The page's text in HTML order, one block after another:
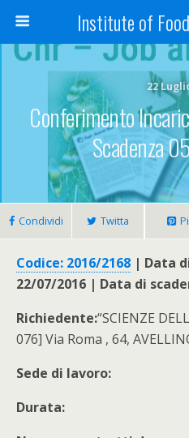
Institute of
22
Conferimento
Scadenza
Condividi Twitta
Codice: 2016/2168 | Data
22/07/2016 | Data di
Richiedente:“SCIENZE
076] Via Roma , 64,
Sede di lavoro:
Durata: